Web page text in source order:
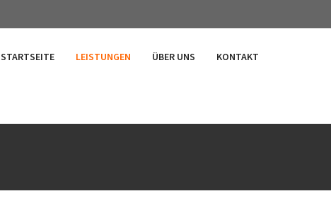
STARTSEITE LEISTUNGEN ÜBER UNS KONTAKT